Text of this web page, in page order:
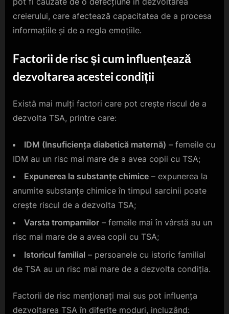
creierului, care afectează capacitatea de a procesa
informațiile și de a regla emoțiile.
Factorii de risc și cum influențează
dezvoltarea acestei condiții
Există mai mulți factori care pot crește riscul de a
dezvolta TSA, printre care:
IDM (Insuficiența diabetică maternă) – femeile cu
IDM au un risc mai mare de a avea copii cu TSA;
Expunerea la substanțe chimice – expunerea la
anumite substanțe chimice în timpul sarcinii poate
crește riscul de a dezvolta TSA;
Varsta trompamilor – femeile mai în vârstă au un
risc mai mare de a avea copii cu TSA;
Istoricul familial – persoanele cu istoric familial
de TSA au un risc mai mare de a dezvolta condiția.
Factorii de risc menționați mai sus pot influența
dezvoltarea TSA în diferite moduri, incluzând: